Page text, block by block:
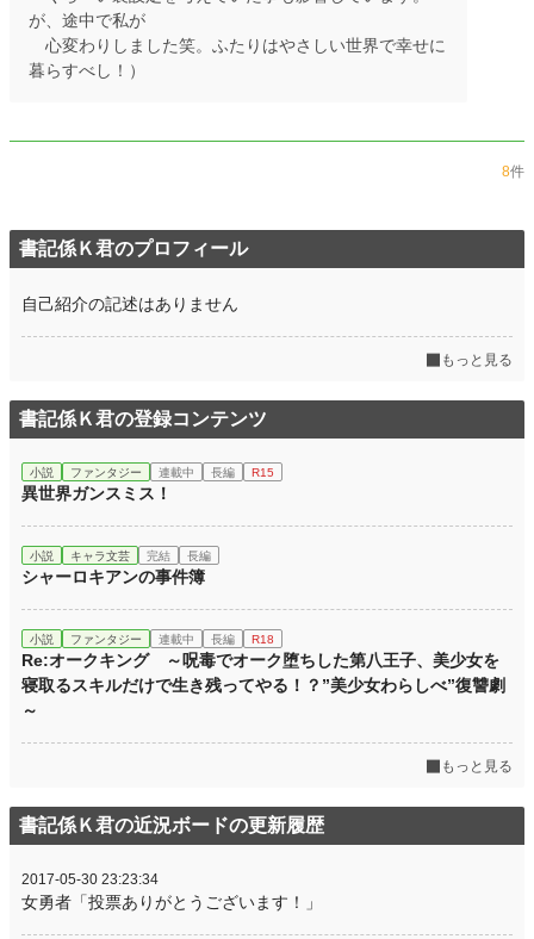
が、途中で私が
心変わりしました笑。ふたりはやさしい世界で幸せに
暮らすべし！）
8件
書記係Ｋ君のプロフィール
自己紹介の記述はありません
もっと見る
書記係Ｋ君の登録コンテンツ
小説 ファンタジー 連載中 長編 R15
異世界ガンスミス！
小説 キャラ文芸 完結 長編
シャーロキアンの事件簿
小説 ファンタジー 連載中 長編 R18
Re:オークキング ～呪毒でオーク堕ちした第八王子、美少女を
寝取るスキルだけで生き残ってやる！？”美少女わらしべ”復讐劇
～
もっと見る
書記係Ｋ君の近況ボードの更新履歴
2017-05-30 23:23:34
女勇者「投票ありがとうございます！」